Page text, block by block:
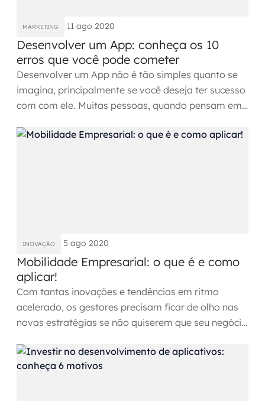
Suporte a banco de dados
FinOps
Billing Cloud
Gestão de infraestrutura
MSS
Consultoria de segurança
Simulação de Phishing
Segurança de aplicações e Cloud
MARKETING 11 ago 2020
Desenvolver um App: conheça os 10
erros que você pode cometer
Desenvolver um App não é tão simples quanto se
imagina, principalmente se você deseja ter sucesso
com com ele. Muitas pessoas, quando pensam em
INOVAÇÃO 5 ago 2020
Mobilidade Empresarial: o que é e como
aplicar!
Com tantas inovações e tendências em ritmo
acelerado, os gestores precisam ficar de olho nas
novas estratégias se não quiserem que seu negócio